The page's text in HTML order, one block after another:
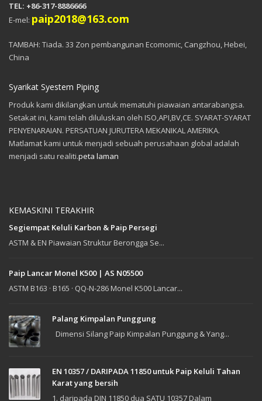
TEL: +86-317-8886666
E-mel: paip2018@163.com
TAMBAH: Tiada. 33 Zon pembangunan Ecomomic, Cangzhou, Hebei,
China
Syarikat Syestem Piping
Produk kami dikilangkan untuk mematuhi piawaian antarabangsa.
Setakat ini, kami telah diluluskan oleh ISO,API,BV,CE. SYARAT-SYARAT
PENYENARAIAN. PERSATUAN JURUTERA MEKANIKAL AMERIKA.
Matlamat kami untuk menjadi sebuah perusahaan global adalah
menjadi satu realiti.peta laman
KEMASKINI TERAKHIR
Segiempat Keluli Karbon & Paip Persegi
ASTM & EN Piawaian Struktur Berongga Se...
Paip Lancar Monel K500 | AS N05500
ASTM B163 · B165 · QQ-N-286 Monel K500 Lancar...
Palang Kimpalan Punggung
Dimensi Silang Paip Kimpalan Punggung & Yang...
EN 10357 / DARIPADA 11850 untuk Paip Keluli Tahan
Karat yang bersih
1. daripada DIN 11850 dua SATU 10357 Dalam